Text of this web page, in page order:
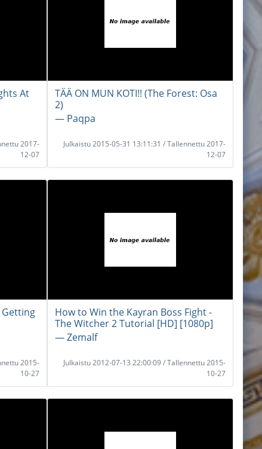
At
2017-
12-07
TÄÄ ON MUN KOTI!! (The Forest: Osa
2)
― Paqpa
Julkaistu 2015-05-31 13:11:31 / Tallennettu 2017-
12-07
2015-
10-27
How to Win the Kayran Boss Fight -
The Witcher 2 Tutorial [HD] [1080p]
― Zemalf
Julkaistu 2012-07-13 22:00:09 / Tallennettu 2015-
10-27